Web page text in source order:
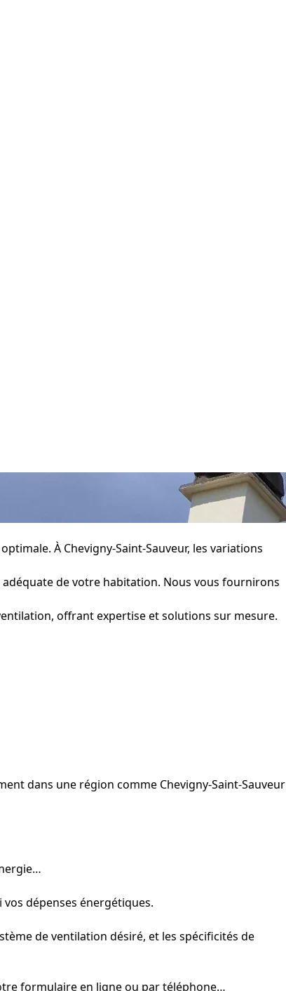
À Chevigny-Saint-Sauveur, les variations
de votre habitation. Nous vous fournirons
offrant expertise et solutions sur mesure.
dans une région comme Chevigny-Saint-Sauveur
dépenses énergétiques.
de ventilation désiré, et les spécificités de
formulaire en ligne ou par téléphone…